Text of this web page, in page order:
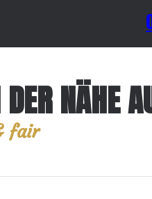
NÄHE
fair